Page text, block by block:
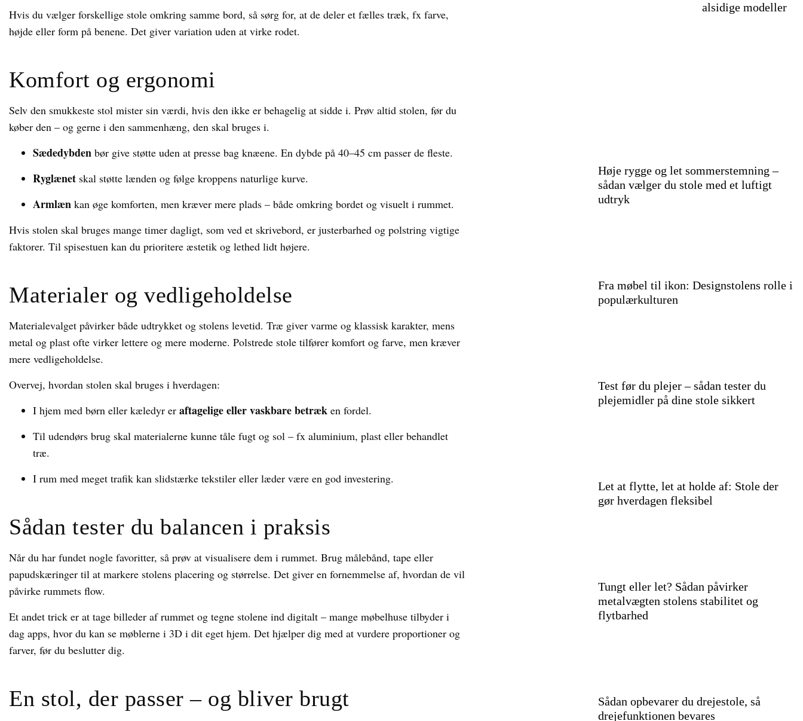
Hvis du vælger forskellige stole omkring samme bord, så sørg for, at de deler et fælles træk, fx farve,
højde eller form på benene. Det giver variation uden at virke rodet.
Komfort og ergonomi
Selv den smukkeste stol mister sin værdi, hvis den ikke er behagelig at sidde i. Prøv altid stolen, før du
køber den – og gerne i den sammenhæng, den skal bruges i.
Sædedybden bør give støtte uden at presse bag knæene. En dybde på 40–45 cm passer de fleste.
Ryglænet skal støtte lænden og følge kroppens naturlige kurve.
Armlæn kan øge komforten, men kræver mere plads – både omkring bordet og visuelt i rummet.
Hvis stolen skal bruges mange timer dagligt, som ved et skrivebord, er justerbarhed og polstring vigtige
faktorer. Til spisestuen kan du prioritere æstetik og lethed lidt højere.
Materialer og vedligeholdelse
Materialevalget påvirker både udtrykket og stolens levetid. Træ giver varme og klassisk karakter, mens
metal og plast ofte virker lettere og mere moderne. Polstrede stole tilfører komfort og farve, men kræver
mere vedligeholdelse.
Overvej, hvordan stolen skal bruges i hverdagen:
I hjem med børn eller kæledyr er aftagelige eller vaskbare betræk en fordel.
Til udendørs brug skal materialerne kunne tåle fugt og sol – fx aluminium, plast eller behandlet
træ.
I rum med meget trafik kan slidstærke tekstiler eller læder være en god investering.
Sådan tester du balancen i praksis
Når du har fundet nogle favoritter, så prøv at visualisere dem i rummet. Brug målebånd, tape eller
papudskæringer til at markere stolens placering og størrelse. Det giver en fornemmelse af, hvordan de vil
påvirke rummets flow.
Et andet trick er at tage billeder af rummet og tegne stolene ind digitalt – mange møbelhuse tilbyder i
dag apps, hvor du kan se møblerne i 3D i dit eget hjem. Det hjælper dig med at vurdere proportioner og
farver, før du beslutter dig.
En stol, der passer – og bliver brugt
alsidige modeller
Høje rygge og let sommerstemning –
sådan vælger du stole med et luftigt
udtryk
Fra møbel til ikon: Designstolens rolle i
populærkulturen
Test før du plejer – sådan tester du
plejemidler på dine stole sikkert
Let at flytte, let at holde af: Stole der
gør hverdagen fleksibel
Tungt eller let? Sådan påvirker
metalvægten stolens stabilitet og
flytbarhed
Sådan opbevarer du drejestole, så
drejefunktionen bevares